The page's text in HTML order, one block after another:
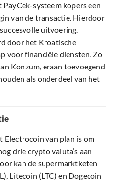
systeem kopers een
van de transactie. Hierdoor
uitvoering.
door het Kroatische
voor financiële diensten. Zo
Konzum, eraan toevoegend
als onderdeel van het
Electrocoin van plan is om
drie crypto valuta’s aan
kan de supermarktketen
Litecoin (LTC) en Dogecoin